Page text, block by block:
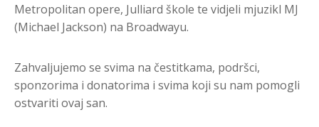
Metropolitan opere, Julliard škole te vidjeli mjuzikl MJ
(Michael Jackson) na Broadwayu.
Zahvaljujemo se svima na čestitkama, podršci,
sponzorima i donatorima i svima koji su nam pomogli
ostvariti ovaj san.